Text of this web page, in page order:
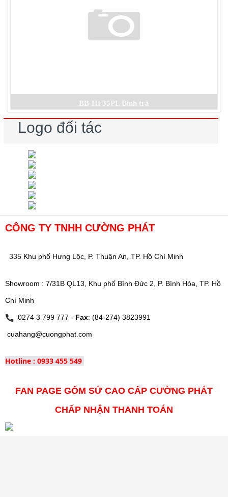
BB-HF35PL Bình trà
Logo đối tác
CÔNG TY TNHH CƯỜNG PHÁT
335 Khu phố Hưng Lộc, P. Thuận An, TP. Hồ Chí Minh
Showroom : 7/31B QL13, Khu phố Bình Đức 2, P. Bình Hòa, TP. Hồ
Chí Minh
0274 3 799 777 - Fax: (84-274) 3823991
cuahang@cuongphat.com
Hotline : 0933 455 549
FAN PAGE GỐM SỨ CAO CẤP CƯỜNG PHÁT
CHẤP NHẬN THANH TOÁN